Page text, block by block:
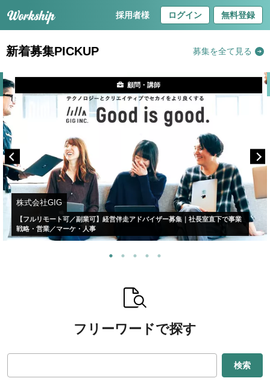
採用者様 ログイン 無料登録
新着募集PICKUP 募集を全て見る
株式会社GIG
【フルリモート可／副業可】経営伴走アドバイザー募集｜社長室直下で事業
戦略・営業／マーケ・人事
顧問・講師
フリーワードで探す
検索